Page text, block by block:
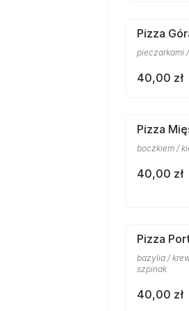
Pizza
pieczarkami
40,00 zł
Pizza
boczkiem /
40,00 zł
Pizza
bazylia /
szpinak
40,00 zł